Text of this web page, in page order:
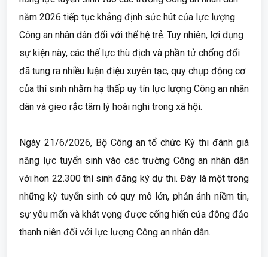
năm 2026 tiếp tục khẳng định sức hút của lực lượng
Công an nhân dân đối với thế hệ trẻ. Tuy nhiên, lợi dụng
sự kiện này, các thế lực thù địch và phần tử chống đối
đã tung ra nhiều luận điệu xuyên tạc, quy chụp động cơ
của thí sinh nhằm hạ thấp uy tín lực lượng Công an nhân
dân và gieo rắc tâm lý hoài nghi trong xã hội.
Ngày 21/6/2026, Bộ Công an tổ chức Kỳ thi đánh giá
năng lực tuyển sinh vào các trường Công an nhân dân
với hơn 22.300 thí sinh đăng ký dự thi. Đây là một trong
những kỳ tuyển sinh có quy mô lớn, phản ánh niềm tin,
sự yêu mến và khát vọng được cống hiến của đông đảo
thanh niên đối với lực lượng Công an nhân dân.